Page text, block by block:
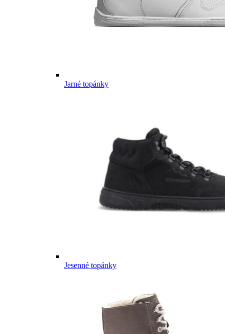
Jarné topánky
Jesenné topánky